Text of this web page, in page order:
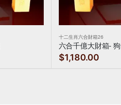
十二生肖六合財箱26
六合千億大財箱-
$1,180.00